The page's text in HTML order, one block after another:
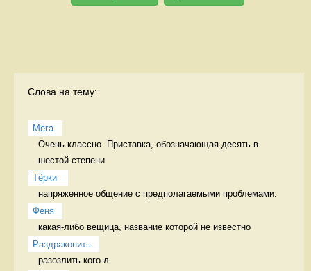
Слова на тему:
Мега
Очень классно  Приставка, обозначающая десять в
шестой степени
Тёрки
напряженное общение с предполагаемыми проблемами.
Феня
какая-либо вещица, название которой не известно
Раздраконить
разозлить кого-л